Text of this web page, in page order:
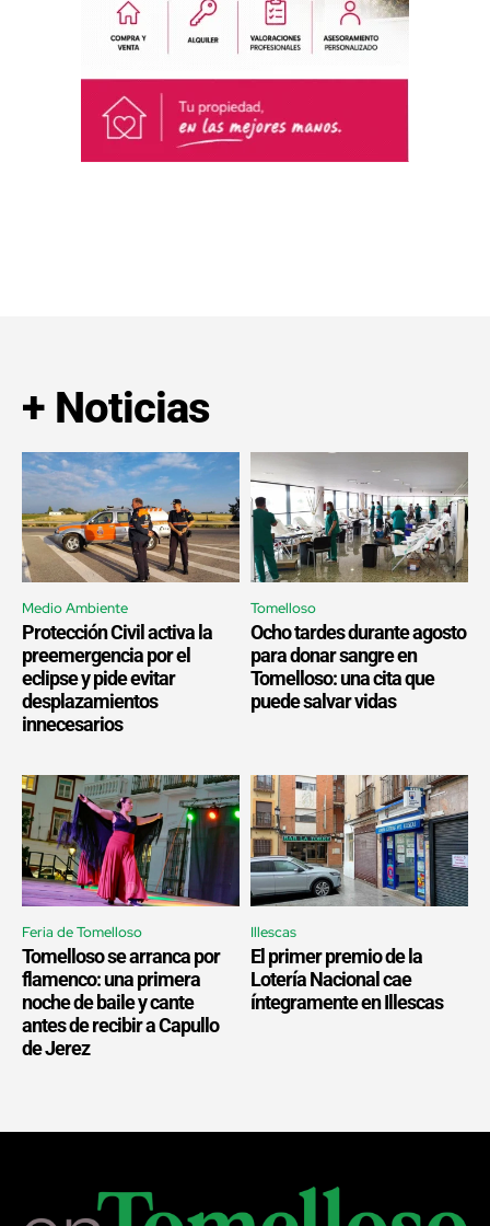
+ Noticias
Medio Ambiente
Protección Civil activa la
preemergencia por el
eclipse y pide evitar
desplazamientos
innecesarios
Tomelloso
Ocho tardes durante agosto
para donar sangre en
Tomelloso: una cita que
puede salvar vidas
Feria de Tomelloso
Tomelloso se arranca por
flamenco: una primera
noche de baile y cante
antes de recibir a Capullo
de Jerez
Illescas
El primer premio de la
Lotería Nacional cae
íntegramente en Illescas